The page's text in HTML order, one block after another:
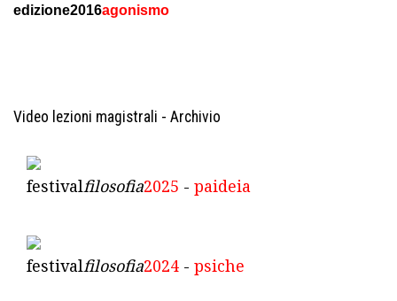
edizione2016agonismo
Video lezioni magistrali - Archivio
festivalfilosofia2025 - paideia
festivalfilosofia2024 - psiche